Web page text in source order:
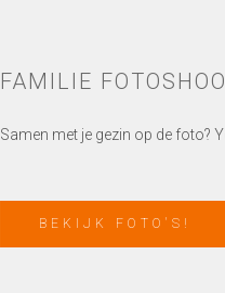
FAMILIE
Samen met je gezin op de foto?
BEKIJK FOTO'S!